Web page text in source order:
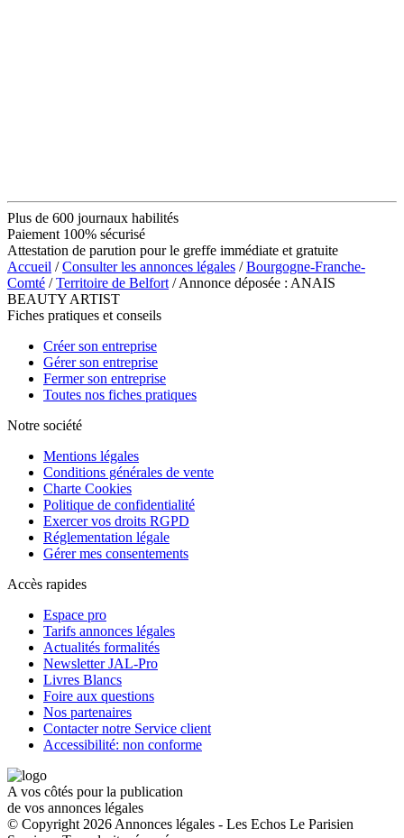
Plus de 600 journaux habilités
Paiement 100% sécurisé
Attestation de parution pour le greffe immédiate et gratuite
Accueil /Consulter les annonces légales /Bourgogne-Franche-
Comté /Territoire de Belfort / Annonce déposée : ANAIS
BEAUTY ARTIST
Fiches pratiques et conseils
Créer son entreprise
Gérer son entreprise
Fermer son entreprise
Toutes nos fiches pratiques
Notre société
Mentions légales
Conditions générales de vente
Charte Cookies
Politique de confidentialité
Exercer vos droits RGPD
Réglementation légale
Gérer mes consentements
Accès rapides
Espace pro
Tarifs annonces légales
Actualités formalités
Newsletter JAL-Pro
Livres Blancs
Foire aux questions
Nos partenaires
Contacter notre Service client
Accessibilité: non conforme
A vos côtés pour la publication
de vos annonces légales
© Copyright 2026 Annonces légales - Les Echos Le Parisien